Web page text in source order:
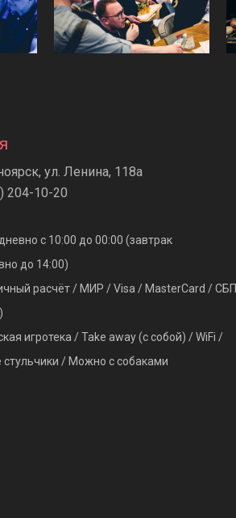
ул. Ленина, 118а
204-10-20
с 10:00 до 00:00 (завтрак
до 14:00)
расчёт / МИР / Visa / MasterCard / СБП
игротека / Take away (с собой) / WiFi /
стульчики / Можно с собаками